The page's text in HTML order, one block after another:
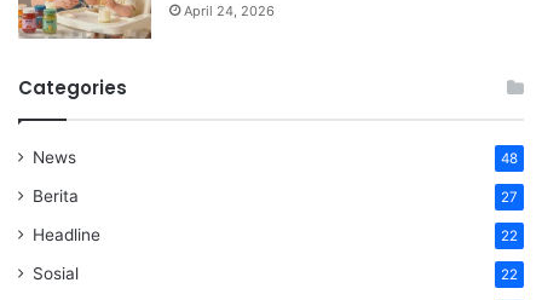
April 24, 2026
Categories
News 48
Berita 27
Headline 22
Sosial 22